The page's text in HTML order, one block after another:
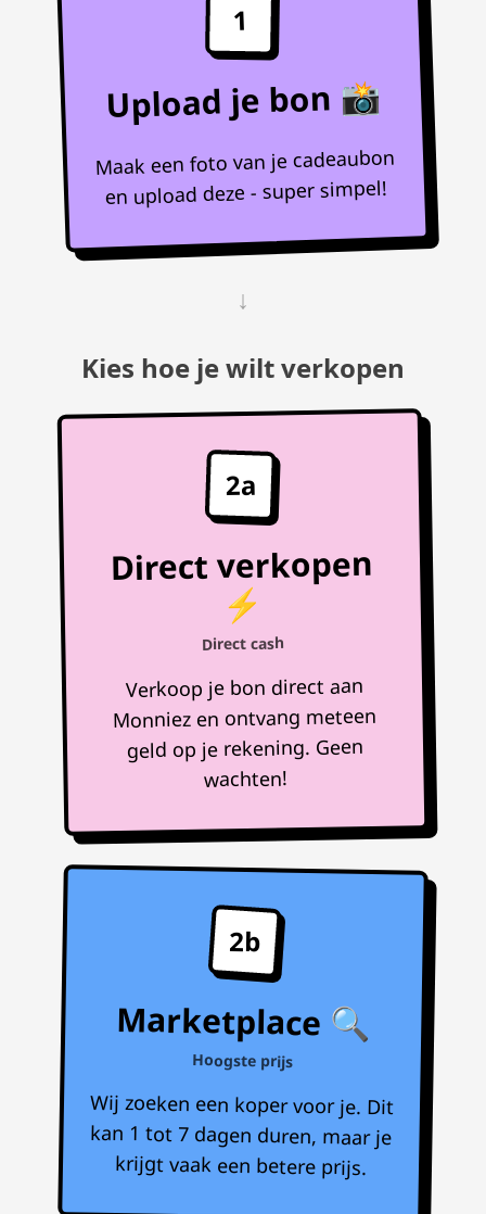
1
Upload je bon 📸
Maak een foto van je cadeaubon
en upload deze - super simpel!
↓
Kies hoe je wilt verkopen
2a
Direct verkopen
⚡
Direct cash
Verkoop je bon direct aan
Monniez en ontvang meteen
geld op je rekening. Geen
wachten!
2b
Marketplace 🔍
Hoogste prijs
Wij zoeken een koper voor je. Dit
kan 1 tot 7 dagen duren, maar je
krijgt vaak een betere prijs.